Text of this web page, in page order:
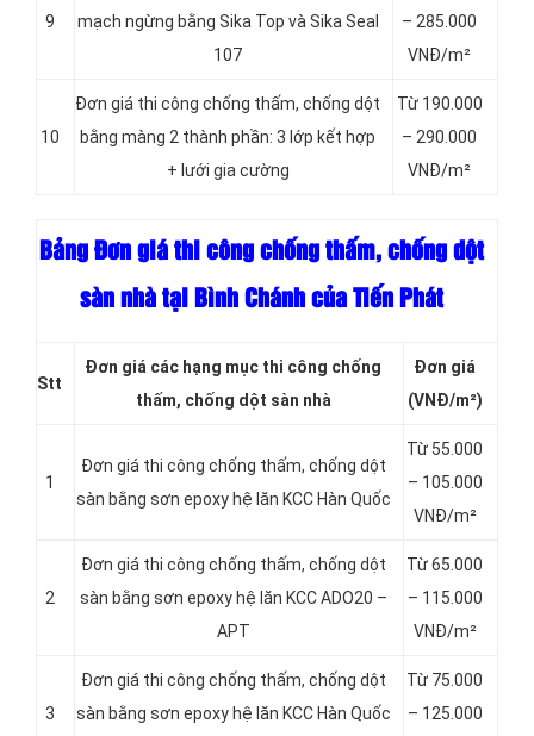
9
mạch ngừng bằng Sika Top và Sika Seal
107
– 285.000
VNĐ/m²
10
Đơn giá thi công chống thấm, chống dột
bằng màng 2 thành phần: 3 lớp kết hợp
+ lưới gia cường
Từ 190.000
– 290.000
VNĐ/m²
Bảng Đơn giá thi công chống thấm, chống dột
sàn nhà tại Bình Chánh của Tiến Phát
Stt
Đơn giá các hạng mục thi công chống
thấm, chống dột sàn nhà
Đơn giá
(VNĐ/m²)
1
Đơn giá thi công chống thấm, chống dột
sàn bằng sơn epoxy hệ lăn KCC Hàn Quốc
Từ 55.000
– 105.000
VNĐ/m²
2
Đơn giá thi công chống thấm, chống dột
sàn bằng sơn epoxy hệ lăn KCC ADO20 –
APT
Từ 65.000
– 115.000
VNĐ/m²
3
Đơn giá thi công chống thấm, chống dột
sàn bằng sơn epoxy hệ lăn KCC Hàn Quốc
Từ 75.000
– 125.000